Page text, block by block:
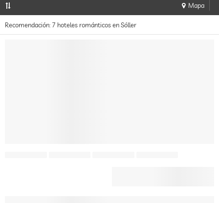
Mapa
Recomendación: 7 hoteles románticos en Sóller